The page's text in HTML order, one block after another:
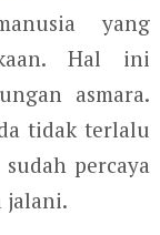
yang
Hal ini
asmara.
tidak terlalu
percaya
jalani.